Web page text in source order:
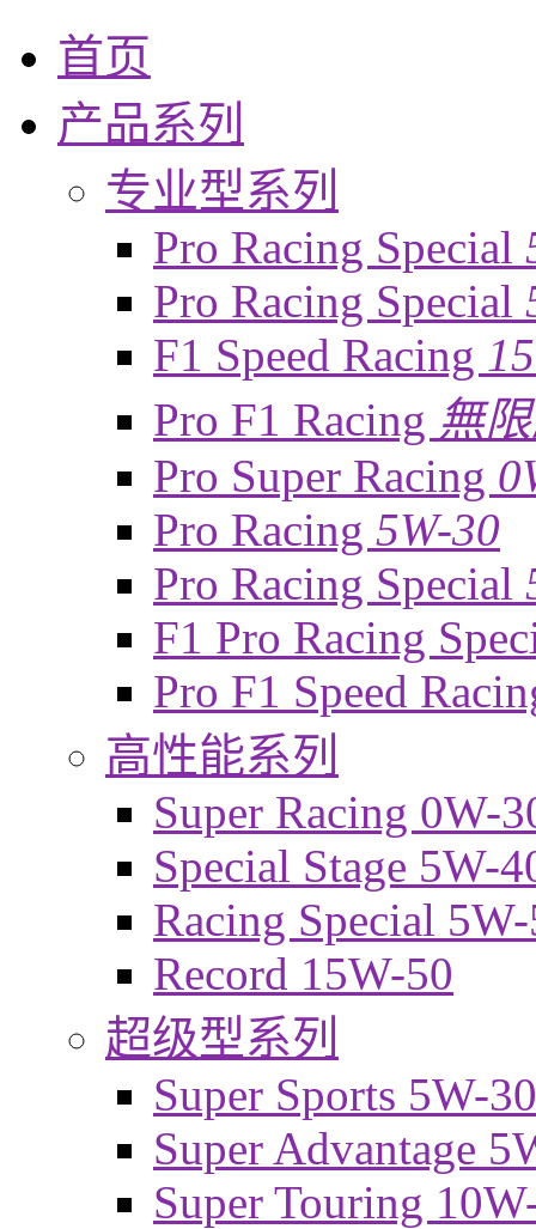
首页
产品系列
专业型系列
Pro Racing Special
Pro Racing Special
F1 Speed Racing
Pro F1 Racing 無
Pro Super Racing
Pro Racing 5W-30
Pro Racing Special
F1 Pro Racing
Pro F1 Speed
高性能系列
Super Racing 0W-
Special Stage 5W-
Racing Special
Record 15W-50
超级型系列
Super Sports 5W-30
Super Advantage
Super Touring